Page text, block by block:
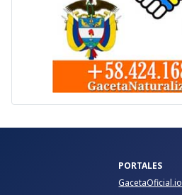
PORTALES
GacetaOficial.io